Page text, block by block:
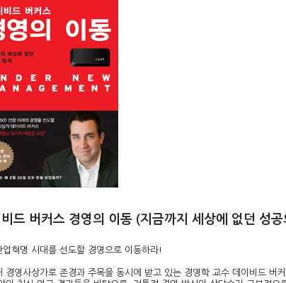
드 버커스 경영의 이동 (지금까지 세상에 없던 성공
업혁명 시대를 선도할 경영으로 이동하라!
경영사상가로 존경과 주목을 동시에 받고 있는 경영학 교수 데이비드 버